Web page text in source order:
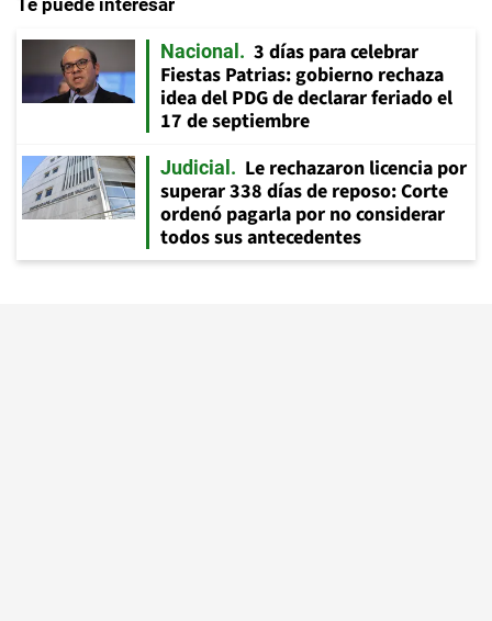
Te puede interesar
Nacional
3 días para celebrar
Fiestas Patrias: gobierno rechaza
idea del PDG de declarar feriado el
17 de septiembre
Judicial
Le rechazaron licencia por
superar 338 días de reposo: Corte
ordenó pagarla por no considerar
todos sus antecedentes